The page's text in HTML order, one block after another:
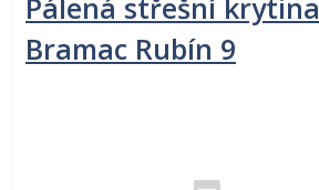
Pálená střešní krytina
Bramac Rubín 9